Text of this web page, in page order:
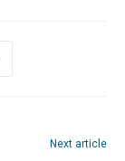
Next article